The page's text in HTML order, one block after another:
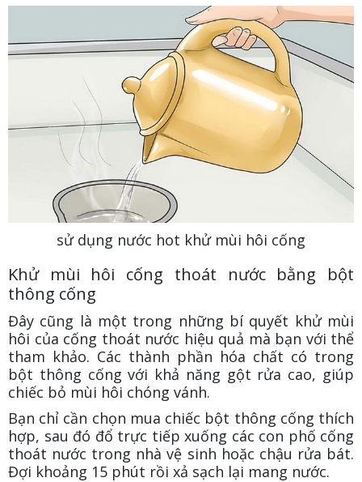
sử dụng nước hot khử mùi hôi cống
Khử mùi hôi cống thoát nước bằng bột
thông cống
Đây cũng là một trong những bí quyết khử mùi
hôi của cống thoát nước hiệu quả mà bạn với thể
tham khảo. Các thành phần hóa chất có trong
bột thông cống với khả năng gột rửa cao, giúp
chiếc bỏ mùi hôi chóng vánh.
Bạn chỉ cần chọn mua chiếc bột thông cống thích
hợp, sau đó đổ trực tiếp xuống các con phố cống
thoát nước trong nhà vệ sinh hoặc chậu rửa bát.
Đợi khoảng 15 phút rồi xả sạch lại mang nước.